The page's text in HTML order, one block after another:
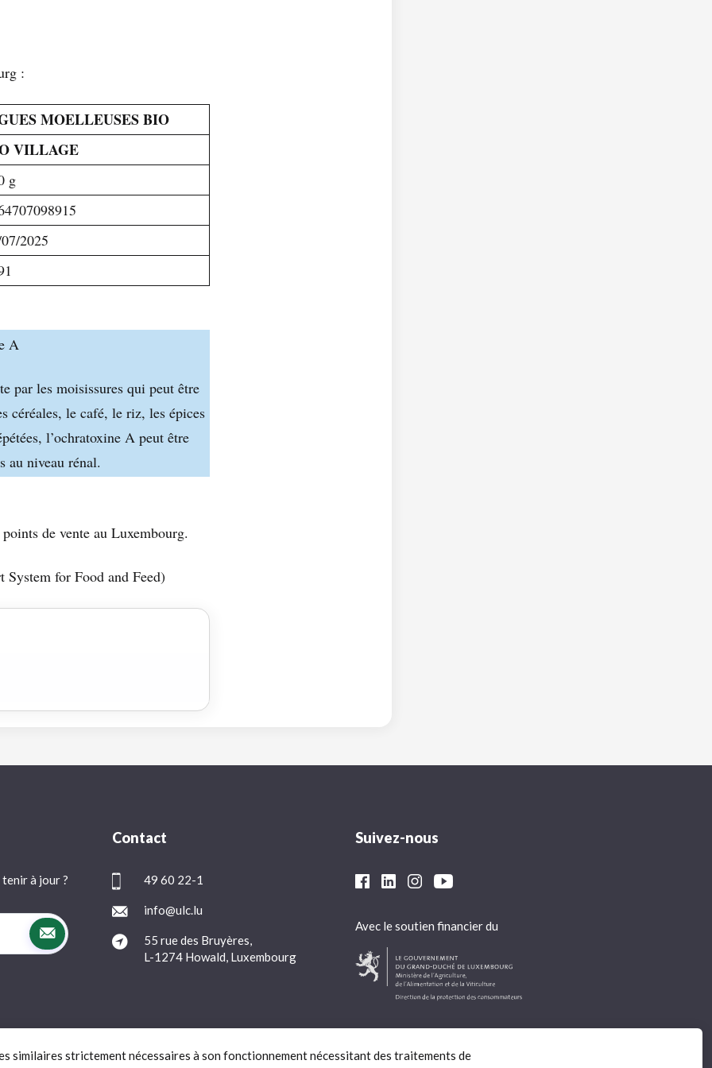
:
MOELLEUSES BIO
VILLAGE
g
2025
A
par les moisissures qui peut être
céréales, le café, le riz, les épices
l’ochratoxine A peut être
au niveau rénal.
de vente au Luxembourg.
for Food and Feed)
à jour ?
Contact
49 60 22-1
info@ulc.lu
55 rue des Bruyères,
L-1274 Howald, Luxembourg
Suivez-nous
Avec le soutien financier du
similaires strictement nécessaires à son fonctionnement nécessitant des traitements de